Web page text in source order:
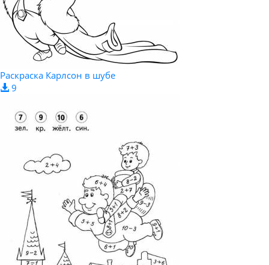
Раскраска Карлсон в шубе
9